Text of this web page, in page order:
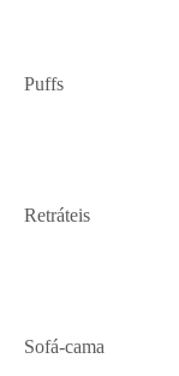
Puffs
Retráteis
Sofá-cama